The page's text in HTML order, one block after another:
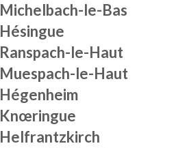
Michelbach-le-Bas
Hésingue
Ranspach-le-Haut
Muespach-le-Haut
Hégenheim
Knœringue
Helfrantzkirch